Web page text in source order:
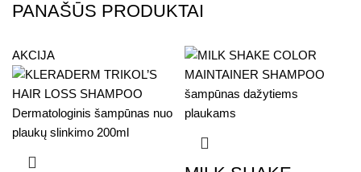
PANAŠŪS PRODUKTAI
AKCIJA